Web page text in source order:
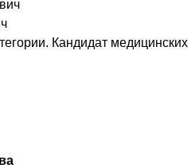
Кандидат медицинских